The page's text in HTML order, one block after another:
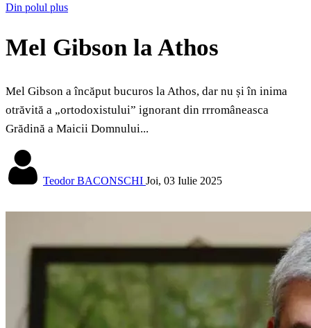
Din polul plus
Mel Gibson la Athos
Mel Gibson a încăput bucuros la Athos, dar nu și în inima
otrăvită a „ortodoxistului” ignorant din rrromâneasca
Grădină a Maicii Domnului...
Teodor BACONSCHI Joi, 03 Iulie 2025